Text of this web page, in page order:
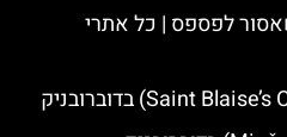
לפספס | כל אתרי